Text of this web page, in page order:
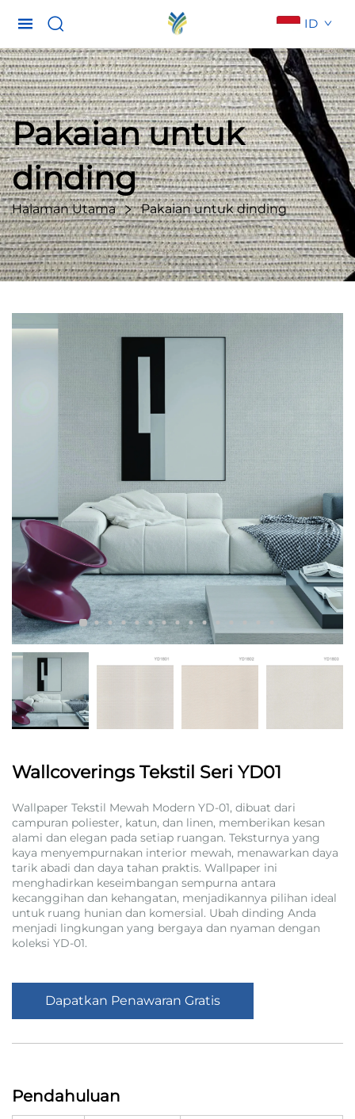
ID
Pakaian untuk
dinding
Halaman Utama Pakaian untuk dinding
Wallcoverings Tekstil Seri YD01
Wallpaper Tekstil Mewah Modern YD-01, dibuat dari
campuran poliester, katun, dan linen, memberikan kesan
alami dan elegan pada setiap ruangan. Teksturnya yang
kaya menyempurnakan interior mewah, menawarkan daya
tarik abadi dan daya tahan praktis. Wallpaper ini
menghadirkan keseimbangan sempurna antara
kecanggihan dan kehangatan, menjadikannya pilihan ideal
untuk ruang hunian dan komersial. Ubah dinding Anda
menjadi lingkungan yang bergaya dan nyaman dengan
koleksi YD-01.
Dapatkan Penawaran Gratis
Pendahuluan